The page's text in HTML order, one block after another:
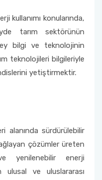
kullanımı konularında,
tarım sektörünün
bilgi ve teknolojinin
teknolojileri bilgileriyle
yetiştirmektir.
alanında sürdürülebilir
çözümler üreten
yenilenebilir enerji
ve uluslararası